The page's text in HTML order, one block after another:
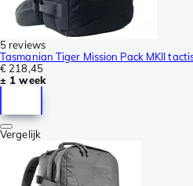
5 reviews
Tasmanian Tiger Mission Pack MKII
€ 218,45
± 1 week
Vergelijk